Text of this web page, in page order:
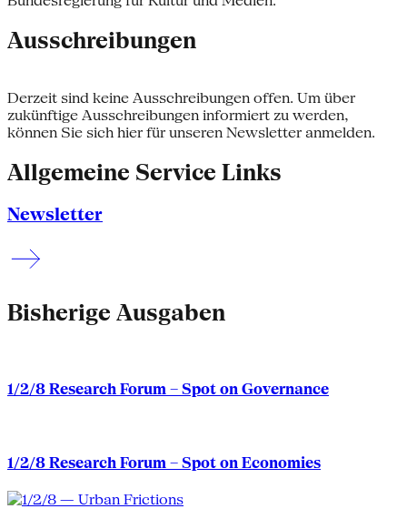
Ausschreibungen
Derzeit sind keine Ausschreibungen offen. Um über
zukünftige Ausschreibungen informiert zu werden,
können Sie sich hier für unseren Newsletter anmelden.
Allgemeine Service Links
Newsletter
Bisherige Ausgaben
1/2/8 Research Forum – Spot on Governance
1/2/8 Research Forum – Spot on Economies